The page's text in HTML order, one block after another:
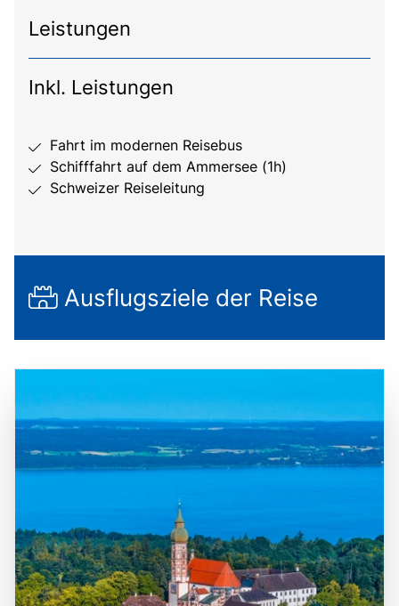
Leistungen
Inkl. Leistungen
Fahrt im modernen Reisebus
Schifffahrt auf dem Ammersee (1h)
Schweizer Reiseleitung
Ausflugsziele der Reise